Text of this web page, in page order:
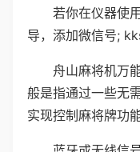
若你在仪器使
导，添加微信号;
舟山麻将机万
般是指通过一些无
实现控制麻将牌功